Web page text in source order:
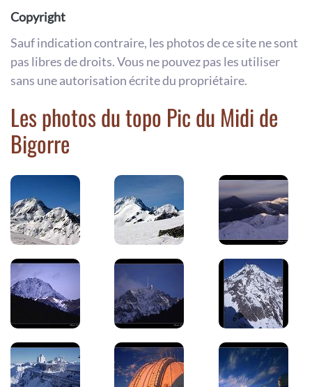
Copyright
Sauf indication contraire, les photos de ce site ne sont
pas libres de droits. Vous ne pouvez pas les utiliser
sans une autorisation écrite du propriétaire.
Les photos du topo Pic du Midi de
Bigorre